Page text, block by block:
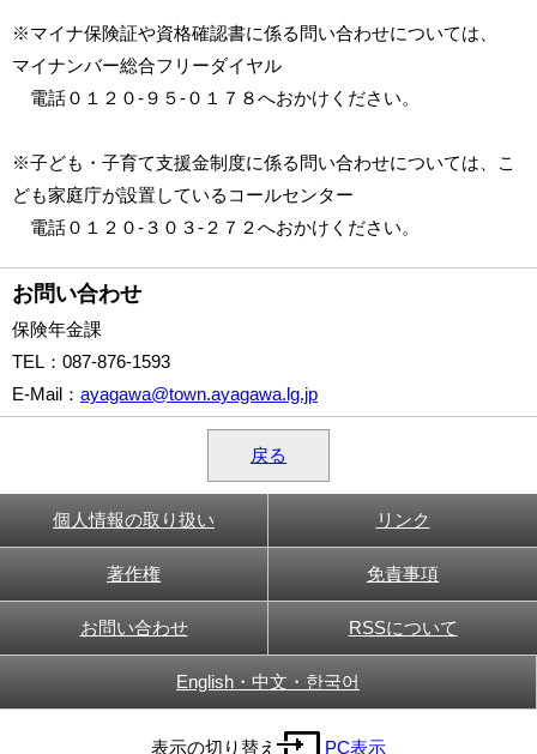
※マイナ保険証や資格確認書に係る問い合わせについては、
マイナンバー総合フリーダイヤル
電話０１２０-９５-０１７８へおかけください。
※子ども・子育て支援金制度に係る問い合わせについては、こ
ども家庭庁が設置しているコールセンター
電話０１２０-３０３-２７２へおかけください。
お問い合わせ
保険年金課
TEL ：087-876-1593
E-Mail ： ayagawa@town.ayagawa.lg.jp
戻る
個人情報の取り扱い リンク
著作権 免責事項
お問い合わせ RSSについて
English・中文・한국어
表示の切り替え PC表示